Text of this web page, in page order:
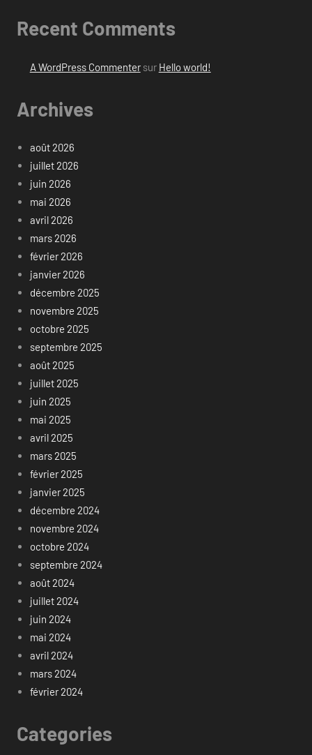
Recent Comments
A WordPress Commentersur Hello world!
Archives
août 2026
juillet 2026
juin 2026
mai 2026
avril 2026
mars 2026
février 2026
janvier 2026
décembre 2025
novembre 2025
octobre 2025
septembre 2025
août 2025
juillet 2025
juin 2025
mai 2025
avril 2025
mars 2025
février 2025
janvier 2025
décembre 2024
novembre 2024
octobre 2024
septembre 2024
août 2024
juillet 2024
juin 2024
mai 2024
avril 2024
mars 2024
février 2024
Categories